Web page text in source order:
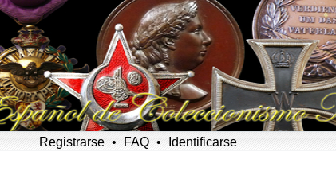
Registrarse • FAQ • Identificarse